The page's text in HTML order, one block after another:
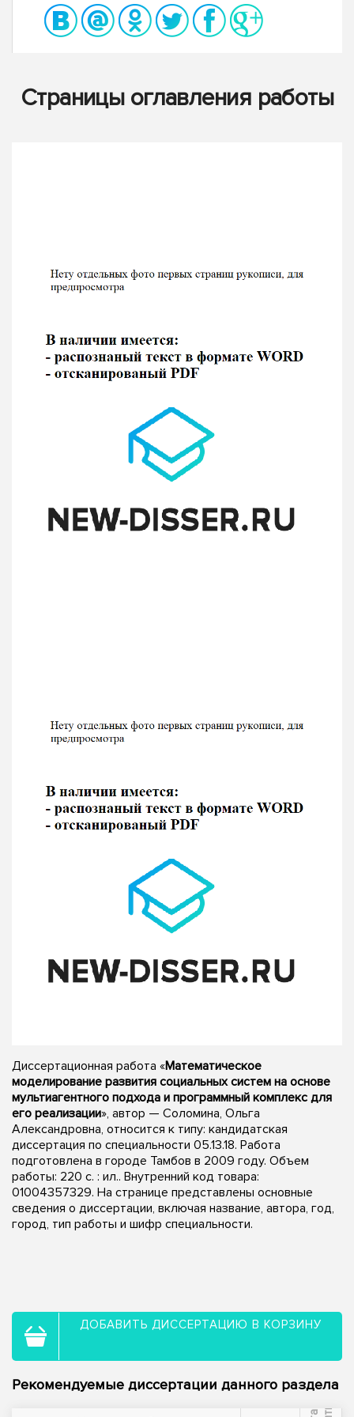
Страницы оглавления работы
Диссертационная работа «Математическое
моделирование развития социальных систем на основе
мультиагентного подхода и программный комплекс для
его реализации», автор — Соломина, Ольга
Александровна, относится к типу: кандидатская
диссертация по специальности 05.13.18. Работа
подготовлена в городе Тамбов в 2009 году. Объем
работы: 220 с. : ил.. Внутренний код товара:
01004357329. На странице представлены основные
сведения о диссертации, включая название, автора, год,
город, тип работы и шифр специальности.
ДОБАВИТЬ ДИССЕРТАЦИЮ В КОРЗИНУ
Рекомендуемые диссертации данного раздела